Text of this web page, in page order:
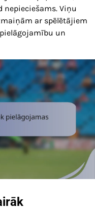
Viņu
ar spēlētājiem
un